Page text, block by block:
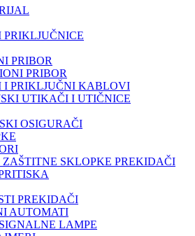
PRIKLJUČNICE
PRIBOR
PRIBOR
I PRIKLJUČNI KABLOVI
UTIKAČI I UTIČNICE
OSIGURAČI
ZAŠTITNE SKLOPKE PREKIDAČI
PREKIDAČI
AUTOMATI
LAMPE